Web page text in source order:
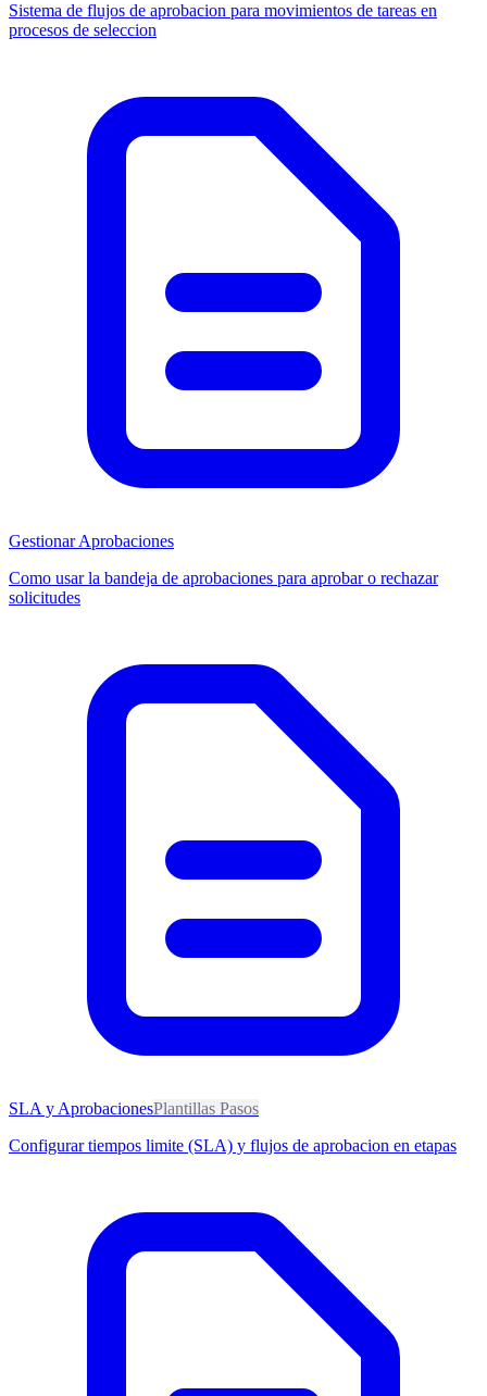
Sistema de flujos de aprobacion para movimientos de tareas en
procesos de seleccion
Gestionar Aprobaciones
Como usar la bandeja de aprobaciones para aprobar o rechazar
solicitudes
SLA y AprobacionesPlantillas Pasos
Configurar tiempos limite (SLA) y flujos de aprobacion en etapas